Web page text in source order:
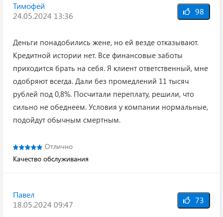
Тимофей
24.05.2024 13:36
98
Деньги понадобились жене, но ей везде отказывают.
Кредитной истории нет. Все финансовые заботы
приходится брать на себя. Я клиент ответственный, мне
одобряют всегда. Дали без промедлений 11 тысяч
рублей под 0,8%. Посчитали переплату, решили, что
сильно не обеднеем. Условия у компании нормальные,
подойдут обычным смертным.
Отлично
Качество обслуживания
Павел
18.05.2024 09:47
73